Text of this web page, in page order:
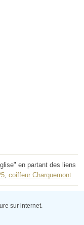
en partant des liens
coiffeur Charquemont
sur internet.